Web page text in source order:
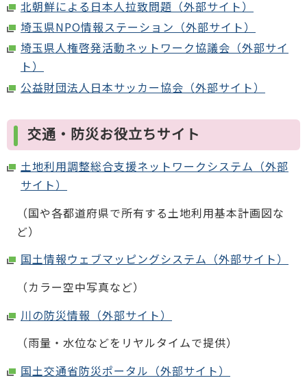
北朝鮮による日本人拉致問題（外部サイト）
埼玉県NPO情報ステーション（外部サイト）
埼玉県人権啓発活動ネットワーク協議会（外部サイ
ト）
公益財団法人日本サッカー協会（外部サイト）
交通・防災お役立ちサイト
土地利用調整総合支援ネットワークシステム（外部
サイト）
（国や各都道府県で所有する土地利用基本計画図な
ど）
国土情報ウェブマッピングシステム（外部サイト）
（カラー空中写真など）
川の防災情報（外部サイト）
（雨量・水位などをリヤルタイムで提供）
国土交通省防災ポータル（外部サイト）